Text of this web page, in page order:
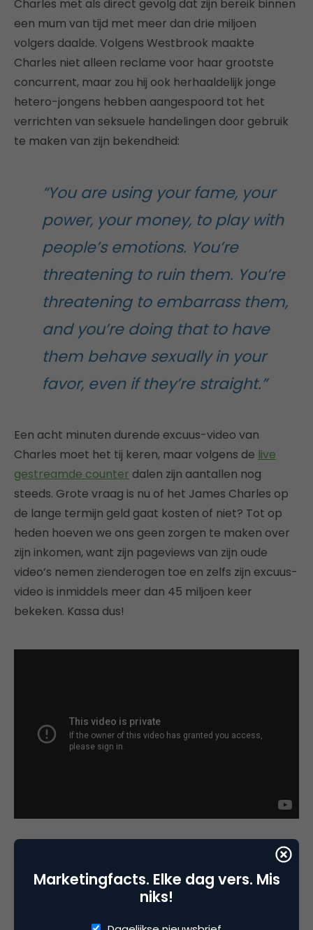
Charles met als direct gevolg dat zijn bereik binnen
een mum van tijd met meer dan drie miljoen
volgers daalde. Volgens Westbrook maakte
Charles niet alleen reclame voor haar grootste
concurrent, maar zou hij ook herhaaldelijk jonge
hetero-jongens hebben aangespoord tot het
verrichten van seksuele handelingen door gebruik
te maken van zijn bekendheid:
“You are using your fame, your
power, your money, to play with
people’s emotions. You’re
threatening to ruin them. You’re
threatening to embarrass them,
and you’re doing that to have
them behave sexually in your
favor, even if they’re straight.”
Een acht minuten durende excuus-video van
Charles moet het tij keren, maar volgens de live
gestreamde counter dalen zijn aantallen nog
steeds. Grote vraag is nu of het James Charles op
de lange termijn geld gaat kosten of niet? Tot op
heden hoeven we ons geen zorgen te maken over
zijn inkomen, want zijn pageviews van zijn oude
video’s nemen zienderogen toe en zelfs zijn excuus-
video is inmiddels meer dan 45 miljoen keer
bekeken. Kassa dus!
Alles voor de views
Deze online drama’s beperken zich niet alleen tot
de online beauty-wereld. Ook Nederlandse
Marketingfacts. Elke dag vers. Mis
niks!